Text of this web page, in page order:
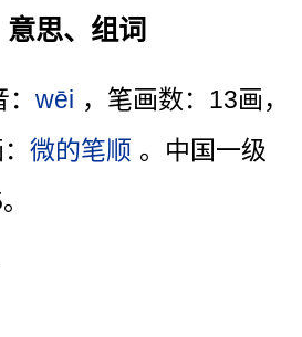
思、组词
：wēi ，笔画数：13画，
微的笔顺 。中国一级